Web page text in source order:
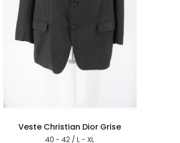
Veste Christian Dior Grise
40 - 42 / L - XL